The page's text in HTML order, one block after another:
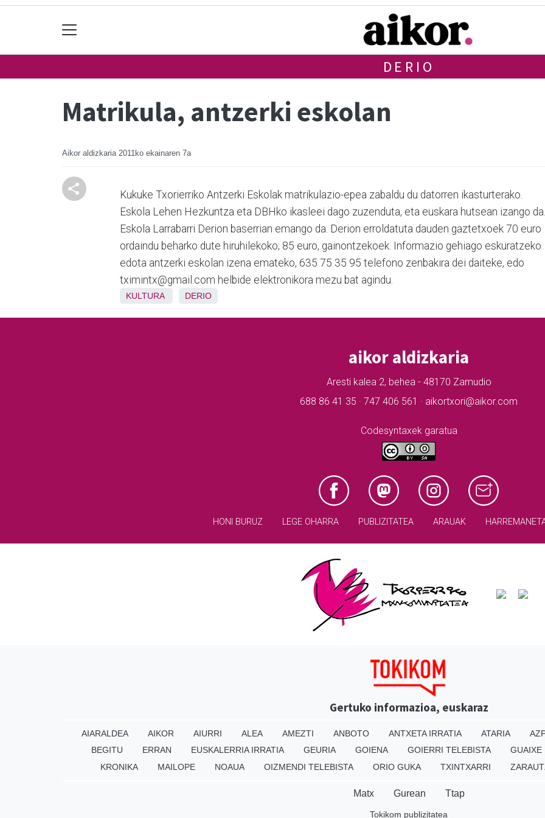
DERIO
Matrikula, antzerki eskolan
Aikor aldizkaria 2011ko ekainaren 7a
Kukuke Txorierriko Antzerki Eskolak matrikulazio-epea zabaldu du datorren ikasturterako.
Eskola Lehen Hezkuntza eta DBHko ikasleei dago zuzenduta, eta euskara hutsean izango da.
Eskola Larrabarri Derion baserrian emango da. Derion erroldatuta dauden gaztetxoek 70 euro
ordaindu beharko dute hiruhilekoko; 85 euro, gainontzekoek. Informazio gehiago eskuratzeko
edota antzerki eskolan izena emateko, 635 75 35 95 telefono zenbakira dei daiteke, edo
tximintx@gmail.com helbide elektronikora mezu bat agindu.
KULTURA DERIO
aikor aldizkaria
Aresti kalea 2, behea - 48170 Zamudio
688 86 41 35 · 747 406 561 · aikortxori@aikor.com
Codesyntaxek garatua
HONI BURUZ LEGE OHARRA PUBLIZITATEA ARAUAK
Gertuko informazioa, euskaraz
AIARALDEA AIKOR AIURRI ALEA AMEZTI ANBOTO ANTXETA IRRATIA ATARIA
BEGITU
ERRAN EUSKALERRIA IRRATIA GEURIA GOIENA GOIERRI TELEBISTA GUAIXE
KRONIKA
MAILOPE NOAUA OIZMENDI TELEBISTA ORIO GUKA TXINTXARRI
Matx Gurean Ttap
Tokikom publizitatea